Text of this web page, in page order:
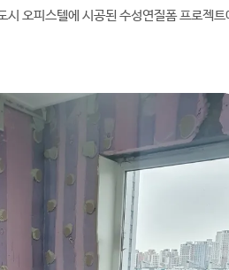
시 오피스텔에 시공된 수성연질폼 프로젝트